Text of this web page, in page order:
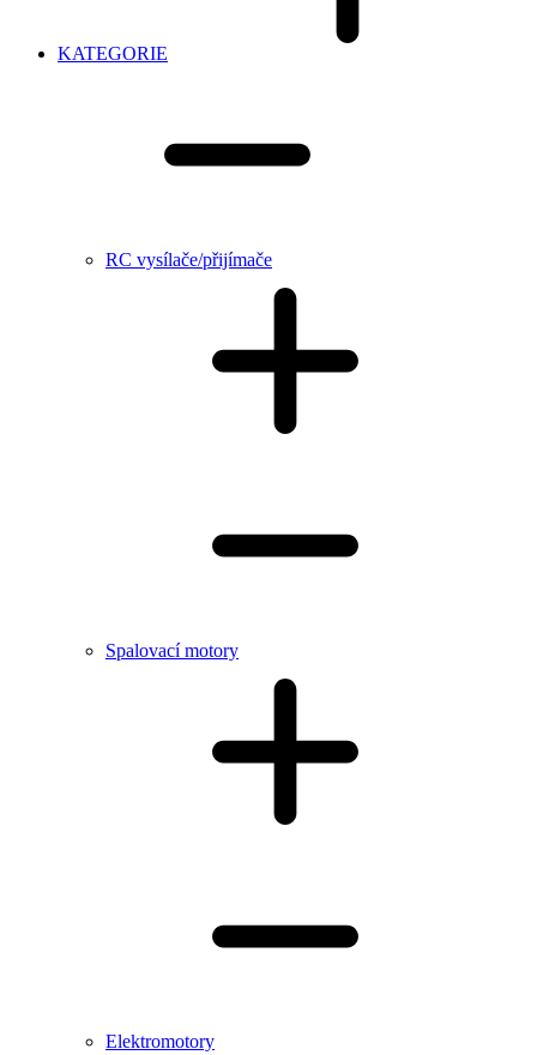
KATEGORIE
RC vysílače/přijímače
Spalovací motory
Elektromotory